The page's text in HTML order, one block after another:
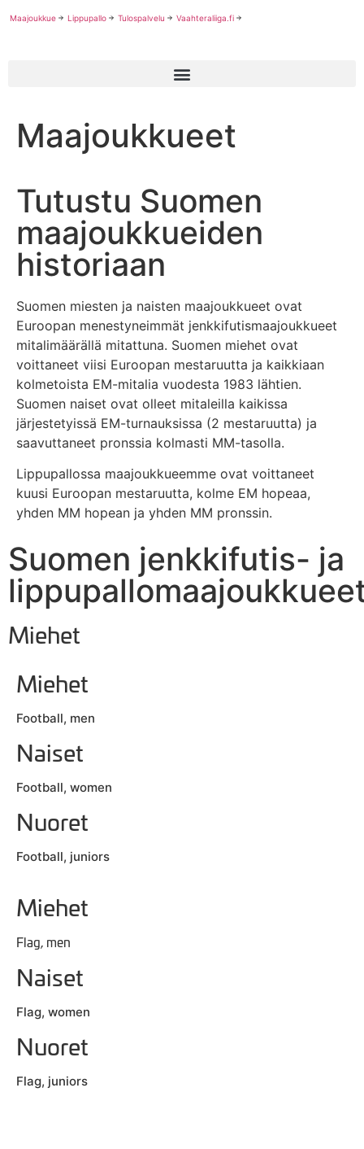
Maajoukkue Lippupallo Tulospalvelu Vaahteraliiga.fi
Maajoukkueet
Tutustu Suomen
maajoukkueiden
historiaan
Suomen miesten ja naisten maajoukkueet ovat
Euroopan menestyneimmät jenkkifutismaajoukkueet
mitalimäärällä mitattuna. Suomen miehet ovat
voittaneet viisi Euroopan mestaruutta ja kaikkiaan
kolmetoista EM-mitalia vuodesta 1983 lähtien.
Suomen naiset ovat olleet mitaleilla kaikissa
järjestetyissä EM-turnauksissa (2 mestaruutta) ja
saavuttaneet pronssia kolmasti MM-tasolla.
Lippupallossa maajoukkueemme ovat voittaneet
kuusi Euroopan mestaruutta, kolme EM hopeaa,
yhden MM hopean ja yhden MM pronssin.
Suomen jenkkifutis- ja
Miehet
Miehet
Football, men
Naiset
Football, women
Nuoret
Football, juniors
Miehet
Flag, men
Naiset
Flag, women
Nuoret
Flag, juniors